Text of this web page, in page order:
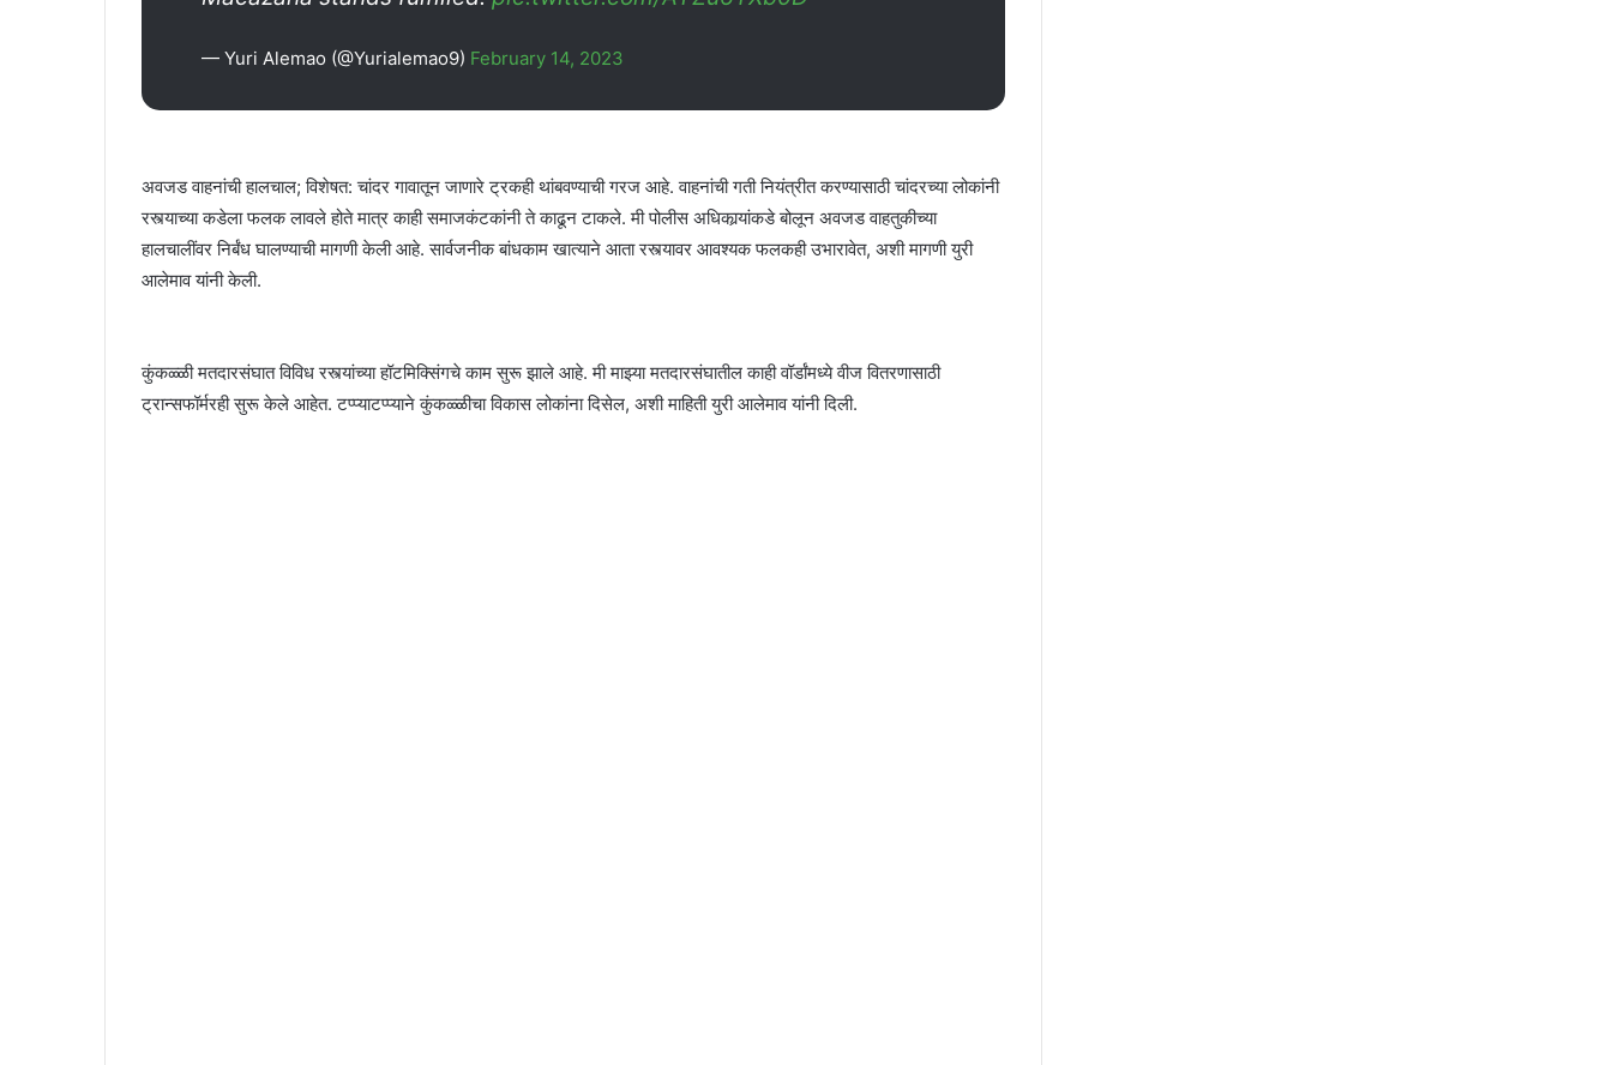
— Yuri Alemao (@Yurialemao9) February 14, 2023
अवजड वाहनांची हालचाल; विशेषत: चांदर गावातून जाणारे ट्रकही थांबवण्याची गरज आहे. वाहनांची गती नियंत्रीत करण्यासाठी चांदरच्या लोकांनी
रस्त्याच्या कडेला फलक लावले होते मात्र काही समाजकंटकांनी ते काढून टाकले. मी पोलीस अधिकार्‍यांकडे बोलून अवजड वाहतुकीच्या
हालचालींवर निर्बंध घालण्याची मागणी केली आहे. सार्वजनीक बांधकाम खात्याने आता रस्त्यावर आवश्यक फलकही उभारावेत, अशी मागणी युरी
आलेमाव यांनी केली.
कुंकळ्ळी मतदारसंघात विविध रस्त्यांच्या हॉटमिक्सिंगचे काम सुरू झाले आहे. मी माझ्या मतदारसंघातील काही वॉर्डांमध्ये वीज वितरणासाठी
ट्रान्सफॉर्मरही सुरू केले आहेत. टप्प्याटप्प्याने कुंकळ्ळीचा विकास लोकांना दिसेल, अशी माहिती युरी आलेमाव यांनी दिली.